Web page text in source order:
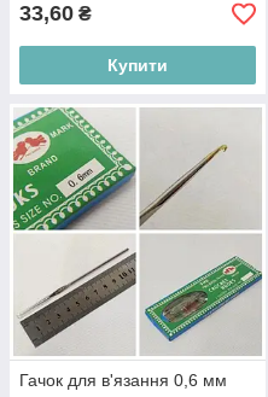
33,60 ₴
Купити
Гачок для в'язання 0,6 мм